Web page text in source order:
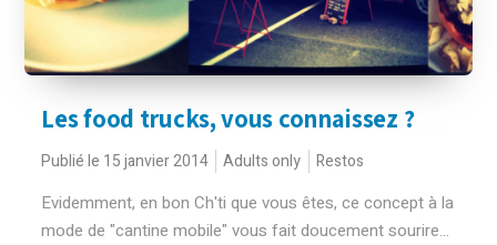
Les food trucks, vous connaissez ?
Publié le 15 janvier 2014 Adults only Restos
Evidemment, en bon Ch'ti que vous êtes, ce concept à la
mode de "cantine mobile" vous fait doucement sourire...